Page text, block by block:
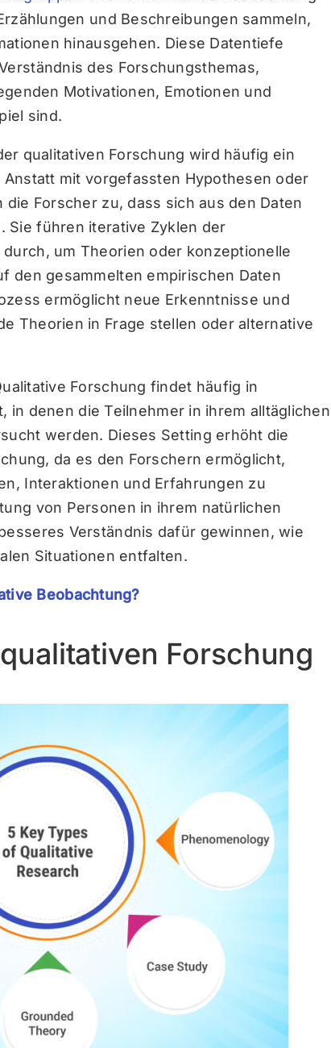
und Beschreibungen sammeln,
hinausgehen. Diese Datentiefe
des Forschungsthemas,
Motivationen, Emotionen und
sind.
qualitativen Forschung wird häufig ein
mit vorgefassten Hypothesen oder
Forscher zu, dass sich aus den Daten
Sie führen iterative Zyklen der
um Theorien oder konzeptionelle
den gesammelten empirischen Daten
ermöglicht neue Erkenntnisse und
Theorien in Frage stellen oder alternative
Forschung findet häufig in
in denen die Teilnehmer in ihrem alltäglichen
werden. Dieses Setting erhöht die
da es den Forschern ermöglicht,
Interaktionen und Erfahrungen zu
von Personen in ihrem natürlichen
Verständnis dafür gewinnen, wie
Situationen entfalten.
Beobachtung?
Forschung